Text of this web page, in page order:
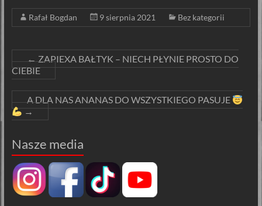
Rafał Bogdan 9 sierpnia 2021 Bez kategorii
←ZAPIEXA BAŁTYK – NIECH PŁYNIE PROSTO DO
CIEBIE
A DLA NAS ANANAS DO WSZYSTKIEGO PASUJE
→
Nasze media